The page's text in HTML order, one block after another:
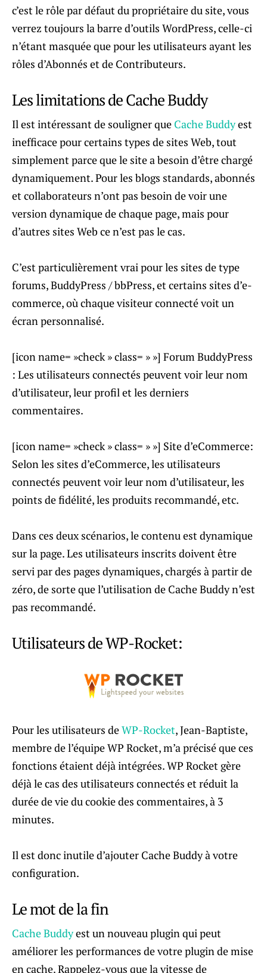
c’est le rôle par défaut du propriétaire du site, vous
verrez toujours la barre d’outils WordPress, celle-ci
n’étant masquée que pour les utilisateurs ayant les
rôles d’Abonnés et de Contributeurs.
Les limitations de Cache Buddy
Il est intéressant de souligner que Cache Buddyest
inefficace pour certains types de sites Web, tout
simplement parce que le site a besoin d’être chargé
dynamiquement. Pour les blogs standards, abonnés
et collaborateurs n’ont pas besoin de voir une
version dynamique de chaque page, mais pour
d’autres sites Web ce n’est pas le cas.
C’est particulièrement vrai pour les sites de type
forums, BuddyPress / bbPress, et certains sites d’e-
commerce, où chaque visiteur connecté voit un
écran personnalisé.
[icon name= »check » class= » »] Forum BuddyPress
: Les utilisateurs connectés peuvent voir leur nom
d’utilisateur, leur profil et les derniers
commentaires.
[icon name= »check » class= » »] Site d’eCommerce:
Selon les sites d’eCommerce, les utilisateurs
connectés peuvent voir leur nom d’utilisateur, les
points de fidélité, les produits recommandé, etc.
Dans ces deux scénarios, le contenu est dynamique
sur la page. Les utilisateurs inscrits doivent être
servi par des pages dynamiques, chargés à partir de
zéro, de sorte que l’utilisation de Cache Buddy n’est
pas recommandé.
Utilisateurs de WP-Rocket:
Pour les utilisateurs deWP-Rocket, Jean-Baptiste,
membre de l’équipe WP Rocket, m’a précisé que ces
fonctions étaient déjà intégrées. WP Rocket gère
déjà le cas des utilisateurs connectés et réduit la
durée de vie du cookie des commentaires, à 3
minutes.
Il est donc inutile d’ajouter Cache Buddy à votre
configuration.
Le mot de la fin
Cache Buddyest un nouveau plugin qui peut
améliorer les performances de votre plugin de mise
en cache. Rappelez-vous que la vitesse de